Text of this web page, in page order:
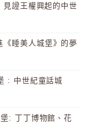
證王權興起的中世
睡美人城堡》的夢
: 中世紀童話城
: 丁丁博物館、花